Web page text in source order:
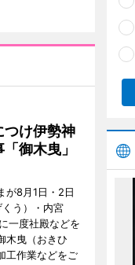
つけ伊勢神
御木曳」
が8月1日・2日
う）・内宮
一度社殿などを
木曳（おきひ
工作業などをご